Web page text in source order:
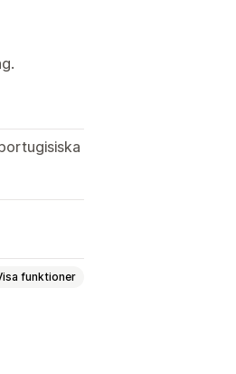
funktioner